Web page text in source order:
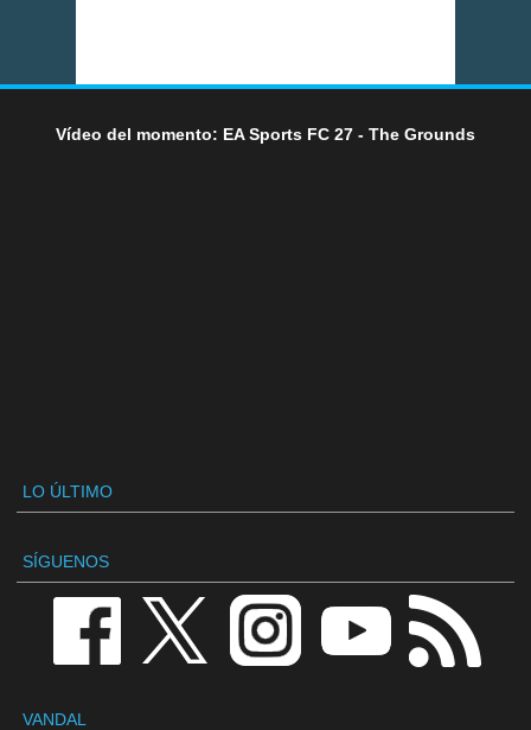
Vídeo del momento: EA Sports FC 27 - The Grounds
LO ÚLTIMO
SÍGUENOS
VANDAL